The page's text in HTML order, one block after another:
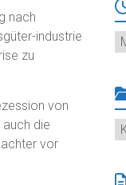
nach
industrie
zu
von
die
vor